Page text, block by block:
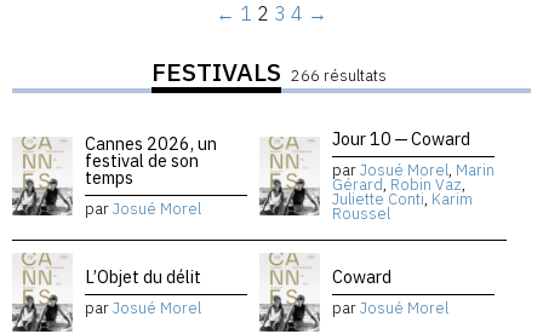
← 1 2 3 4 →
FESTIVALS 266 résultats
Cannes 2026, un
festival de son
temps
parJosué Morel
Jour 10 — Coward
parJosué Morel, Marin
Gérard, Robin Vaz,
Juliette Conti, Karim
Roussel
L’Objet du délit
parJosué Morel
Coward
parJosué Morel